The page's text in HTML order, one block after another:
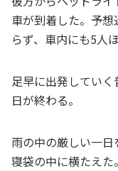
車が到着した。予
らず、車内にも5人
足早に出発してい
日が終わる。
雨の中の厳しい一
寝袋の中に横たえた。